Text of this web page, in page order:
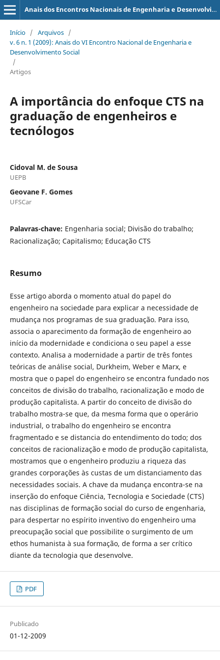
Anais dos Encontros Nacionais de Engenharia e Desenvolvimento Social - ISSN 2594-7060
Início / Arquivos /
v. 6 n. 1 (2009): Anais do VI Encontro Nacional de Engenharia e
Desenvolvimento Social
/
Artigos
A importância do enfoque CTS na
graduação de engenheiros e
tecnólogos
Cidoval M. de Sousa
UEPB
Geovane F. Gomes
UFSCar
Palavras-chave: Engenharia social; Divisão do trabalho;
Racionalização; Capitalismo; Educação CTS
Resumo
Esse artigo aborda o momento atual do papel do
engenheiro na sociedade para explicar a necessidade de
mudança nos programas de sua graduação. Para isso,
associa o aparecimento da formação de engenheiro ao
início da modernidade e condiciona o seu papel a esse
contexto. Analisa a modernidade a partir de três fontes
teóricas de análise social, Durkheim, Weber e Marx, e
mostra que o papel do engenheiro se encontra fundado nos
conceitos de divisão do trabalho, racionalização e modo de
produção capitalista. A partir do conceito de divisão do
trabalho mostra-se que, da mesma forma que o operário
industrial, o trabalho do engenheiro se encontra
fragmentado e se distancia do entendimento do todo; dos
conceitos de racionalização e modo de produção capitalista,
mostramos que o engenheiro produziu a riqueza das
grandes corporações às custas de um distanciamento das
necessidades sociais. A chave da mudança encontra-se na
inserção do enfoque Ciência, Tecnologia e Sociedade (CTS)
nas disciplinas de formação social do curso de engenharia,
para despertar no espírito inventivo do engenheiro uma
preocupação social que possibilite o surgimento de um
ethos humanista à sua formação, de forma a ser crítico
diante da tecnologia que desenvolve.
PDF
Publicado
01-12-2009